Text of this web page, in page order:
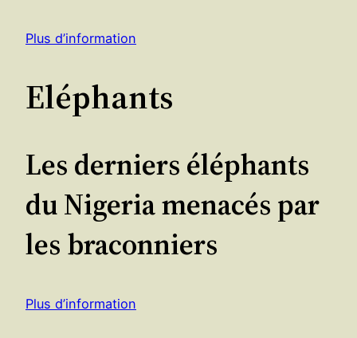
Plus d’information
Eléphants
Les derniers éléphants
du Nigeria menacés par
les braconniers
Plus d’information